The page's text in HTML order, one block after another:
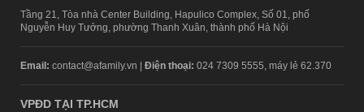
Tầng 21, Tòa nhà Center Building, Hapulico Complex, Số 01, phố
Nguyễn Huy Tưởng, phường Thanh Xuân, thành phố Hà Nội
Email: contact@afamily.vn | Điện thoại: 024 7309 5555, máy lẻ 62.370
VPĐD TẠI TP.HCM